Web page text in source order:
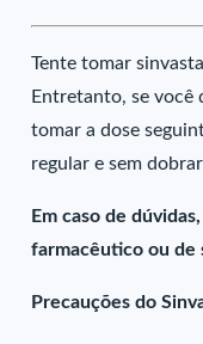
Tente tomar
Entretanto, se você
tomar a dose
regular e sem
Em caso de
farmacêutico ou de
Precauções do